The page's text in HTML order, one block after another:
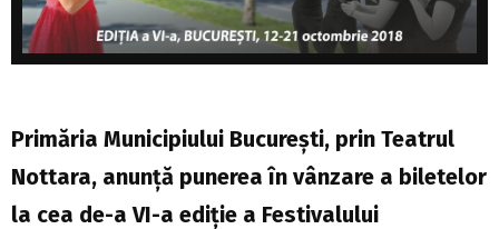
Primăria Municipiului București, prin Teatrul
Nottara, anunță punerea în vânzare a biletelor
la cea de-a VI-a ediție a Festivalului